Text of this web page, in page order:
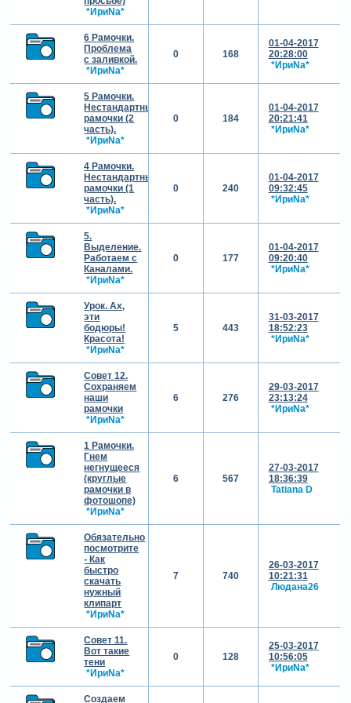
*ИриNа*
6 Рамочки.
Проблема
с заливкой.
*ИриNа*
0 168
01-04-2017
20:28:00
*ИриNа*
5 Рамочки.
Нестандартные
рамочки (2
часть).
*ИриNа*
0 184
01-04-2017
20:21:41
*ИриNа*
4 Рамочки.
Нестандартные
рамочки (1
часть).
*ИриNа*
0 240
01-04-2017
09:32:45
*ИриNа*
5.
Выделение.
Работаем с
Каналами.
*ИриNа*
0 177
01-04-2017
09:20:40
*ИриNа*
Урок. Ах,
эти
бодюры!
Красота!
*ИриNа*
5 443
31-03-2017
18:52:23
*ИриNа*
Совет 12.
Сохраняем
наши
рамочки
*ИриNа*
6 276
29-03-2017
23:13:24
*ИриNа*
1 Рамочки.
Гнем
негнущееся
(круглые
рамочки в
фотошопе)
*ИриNа*
6 567
27-03-2017
18:36:39
Tatiana D
Обязательно
посмотрите
- Как
быстро
скачать
нужный
клипарт
*ИриNа*
7 740
26-03-2017
10:21:31
Людана26
Совет 11.
Вот такие
тени
*ИриNа*
0 128
25-03-2017
10:56:05
*ИриNа*
Создаем